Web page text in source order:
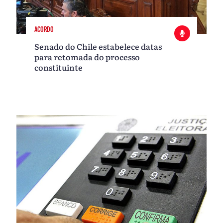
ACORDO
Senado do Chile estabelece datas
para retomada do processo
constituinte